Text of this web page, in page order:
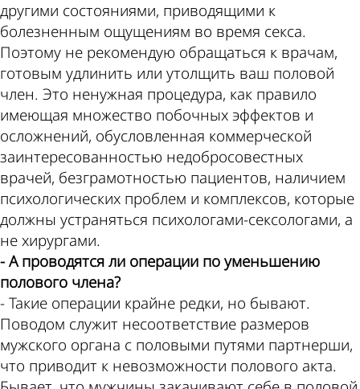
другими состояниями, приводящими к
болезненным ощущениям во время секса.
Поэтому не рекомендую обращаться к врачам,
готовым удлинить или утолщить ваш половой
член. Это ненужная процедура, как правило
имеющая множество побочных эффектов и
осложнений, обусловленная коммерческой
заинтересованностью недобросовестных
врачей, безграмотностью пациентов, наличием
психологических проблем и комплексов, которые
должны устраняться психологами-сексологами, а
не хирургами.
- А проводятся ли операции по уменьшению
полового члена?
- Такие операции крайне редки, но бывают.
Поводом служит несоответствие размеров
мужского органа с половыми путями партнерши,
что приводит к невозможности полового акта.